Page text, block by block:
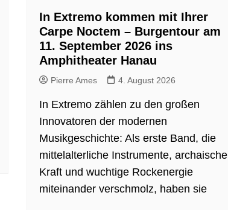
In Extremo kommen mit Ihrer
Carpe Noctem – Burgentour am
11. September 2026 ins
Amphitheater Hanau
Pierre Ames 4. August 2026
In Extremo zählen zu den großen
Innovatoren der modernen
Musikgeschichte: Als erste Band, die
mittelalterliche Instrumente, archaische
Kraft und wuchtige Rockenergie
miteinander verschmolz, haben sie